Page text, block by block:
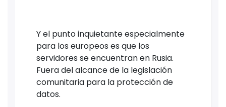
Y el punto inquietante especialmente
para los europeos es que los
servidores se encuentran en Rusia.
Fuera del alcance de la legislación
comunitaria para la protección de
datos.